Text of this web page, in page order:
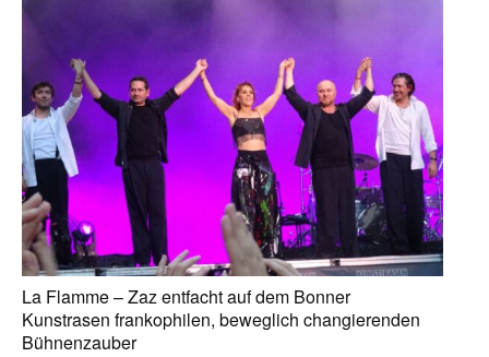
La Flamme – Zaz entfacht auf dem Bonner
Kunstrasen frankophilen, beweglich changierenden
Bühnenzauber